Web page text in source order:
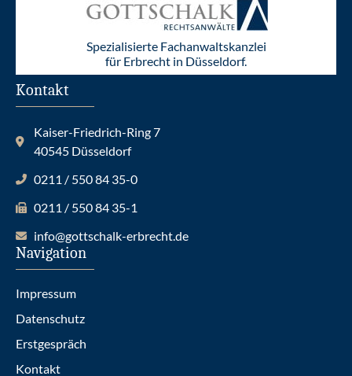
Spezialisierte Fachanwaltskanzlei
für Erbrecht in Düsseldorf.
Kontakt
Kaiser-Friedrich-Ring 7
40545 Düsseldorf
0211 / 550 84 35-0
0211 / 550 84 35-1
info@gottschalk-erbrecht.de
Navigation
Impressum
Datenschutz
Erstgespräch
Kontakt